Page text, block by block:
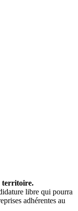
territoire.
libre qui pourra
adhérentes au